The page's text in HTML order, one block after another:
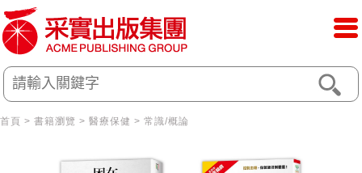
首頁 > 書籍瀏覽 > 醫療保健 > 常識/概論